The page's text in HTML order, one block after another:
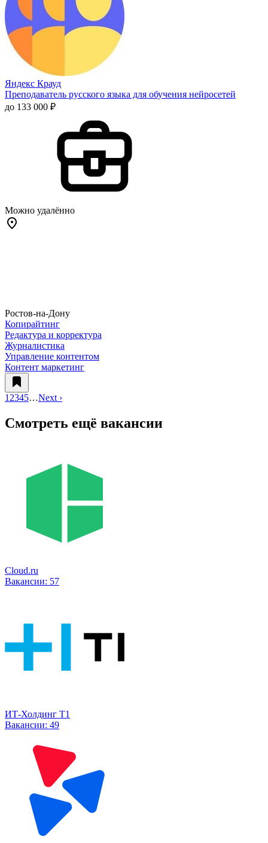
Яндекс Крауд
Преподаватель русского языка для обучения нейросетей
до 133 000 ₽
Можно удалённо
Ростов-на-Дону
Копирайтинг
Редактура и корректура
Журналистика
Управление контентом
Контент маркетинг
1 2345…Next ›
Смотреть ещё вакансии
Cloud.ru
Вакансии: 57
ИТ-Холдинг Т1
Вакансии: 49